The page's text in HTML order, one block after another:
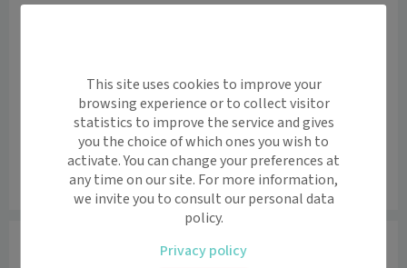
Leaflet |© OpenStreetMapcontributors
This site uses cookies to improve your
browsing experience or to collect visitor
statistics to improve the service and gives
you the choice of which ones you wish to
activate. You can change your preferences at
any time on our site. For more information,
we invite you to consult our personal data
policy.
Privacy policy